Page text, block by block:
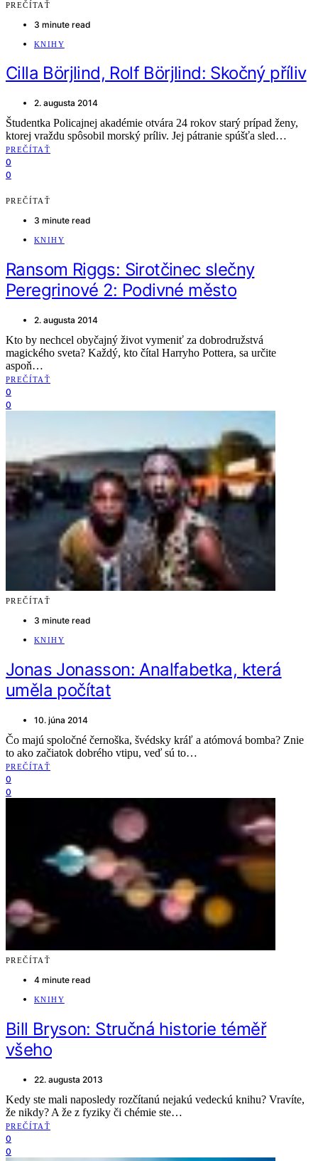
PREČÍTAŤ
3 minute read
KNIHY
Cilla Börjlind, Rolf Börjlind: Skočný příliv
2. augusta 2014
Študentka Policajnej akadémie otvára 24 rokov starý prípad ženy,
ktorej vraždu spôsobil morský príliv. Jej pátranie spúšťa sled…
PREČÍTAŤ
0
0
PREČÍTAŤ
3 minute read
KNIHY
Ransom Riggs: Sirotčinec slečny
Peregrinové 2: Podivné město
2. augusta 2014
Kto by nechcel obyčajný život vymeniť za dobrodružstvá
magického sveta? Každý, kto čítal Harryho Pottera, sa určite
aspoň…
PREČÍTAŤ
0
0
PREČÍTAŤ
3 minute read
KNIHY
Jonas Jonasson: Analfabetka, která
uměla počítat
10. júna 2014
Čo majú spoločné černoška, švédsky kráľ a atómová bomba? Znie
to ako začiatok dobrého vtipu, veď sú to…
PREČÍTAŤ
0
0
PREČÍTAŤ
4 minute read
KNIHY
Bill Bryson: Stručná historie téměř
všeho
22. augusta 2013
Kedy ste mali naposledy rozčítanú nejakú vedeckú knihu? Vravíte,
že nikdy? A že z fyziky či chémie ste…
PREČÍTAŤ
0
0